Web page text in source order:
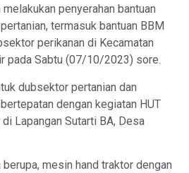
penyerahan bantuan
termasuk bantuan BBM
perikanan di Kecamatan
pada Sabtu (07/10/2023) sore.
dubsektor pertanian dan
dengan kegiatan HUT
Lapangan Sutarti BA, Desa
berupa, mesin hand traktor dengan